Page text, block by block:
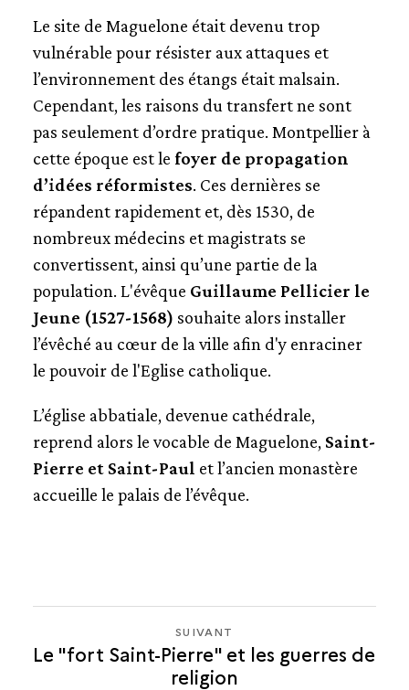
Le site de Maguelone était devenu trop
vulnérable pour résister aux attaques et
l’environnement des étangs était malsain.
Cependant, les raisons du transfert ne sont
pas seulement d’ordre pratique. Montpellier à
cette époque est le foyer de propagation
d’idées réformistes. Ces dernières se
répandent rapidement et, dès 1530, de
nombreux médecins et magistrats se
convertissent, ainsi qu’une partie de la
population. L'évêque Guillaume Pellicier le
Jeune (1527-1568) souhaite alors installer
l’évêché au cœur de la ville afin d'y enraciner
le pouvoir de l'Eglise catholique.
L’église abbatiale, devenue cathédrale,
reprend alors le vocable de Maguelone, Saint-
Pierre et Saint-Paul et l’ancien monastère
accueille le palais de l’évêque.
SUIVANT
LE
"FORT
SUIVANT
Le "fort Saint-Pierre" et les guerres de
religion